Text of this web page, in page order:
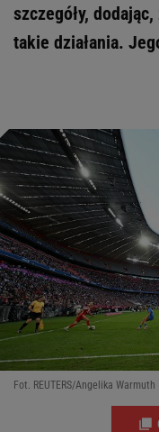
szczegóły,
takie działania.
Fot. REUTERS/Angelika Warmuth